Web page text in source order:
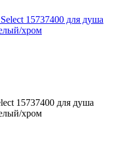
15737400 для душа
хром